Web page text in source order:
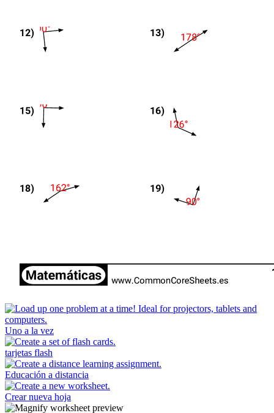
Uno a la vez
tarjetas flash
Educación a distancia
Crear nueva hoja